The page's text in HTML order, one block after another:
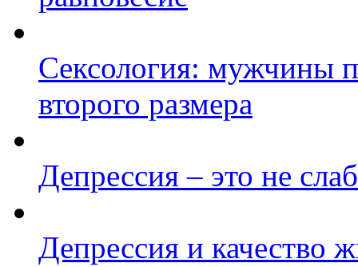
Сексология: мужчины
второго размера
Депрессия – это не
Депрессия и качество